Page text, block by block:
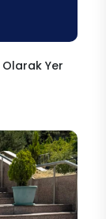
Olarak Yer